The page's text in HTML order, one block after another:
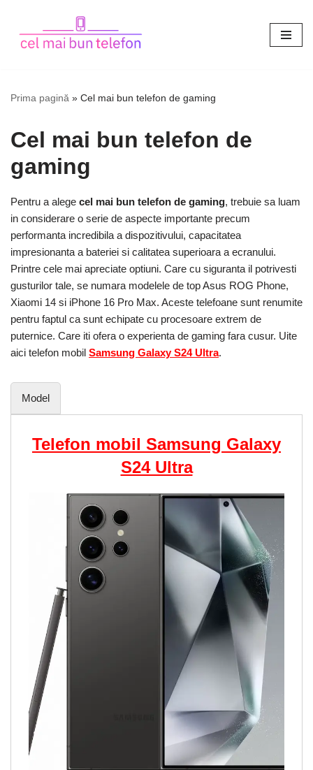
Sari
Prima pagină » Cel mai bun telefon de gaming
Cel mai bun telefon de
gaming
Pentru a alege cel mai bun telefon de gaming, trebuie sa luam
in considerare o serie de aspecte importante precum
performanta incredibila a dispozitivului, capacitatea
impresionanta a bateriei si calitatea superioara a ecranului.
Printre cele mai apreciate optiuni. Care cu siguranta il potrivesti
gusturilor tale, se numara modelele de top Asus ROG Phone,
Xiaomi 14 si iPhone 16 Pro Max. Aceste telefoane sunt renumite
pentru faptul ca sunt echipate cu procesoare extrem de
puternice. Care iti ofera o experienta de gaming fara cusur. Uite
aici telefon mobil Samsung Galaxy S24 Ultra.
Model
Telefon mobil Samsung Galaxy
S24 Ultra